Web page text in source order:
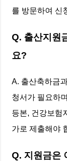
를 방문하여 신
Q. 출산지원
요?
A. 출산축하금
청서가 필요하
등본, 건강보험
가로 제출해야
Q. 지원금은